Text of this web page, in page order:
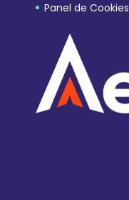
Panel de Cookies